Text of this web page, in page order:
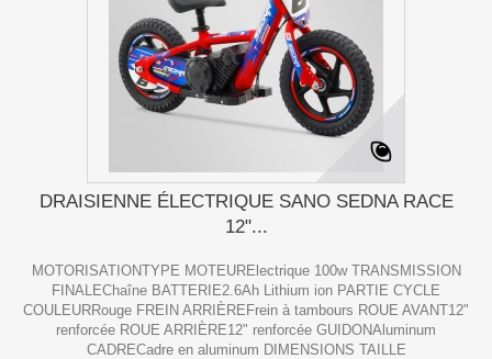
DRAISIENNE ÉLECTRIQUE SANO SEDNA RACE
12"...
MOTORISATIONTYPE MOTEURElectrique 100w TRANSMISSION
FINALEChaîne BATTERIE2.6Ah Lithium ion PARTIE CYCLE
COULEURRouge FREIN ARRIÈREFrein à tambours ROUE AVANT12"
renforcée ROUE ARRIÈRE12" renforcée GUIDONAluminum
CADRECadre en aluminum DIMENSIONS TAILLE